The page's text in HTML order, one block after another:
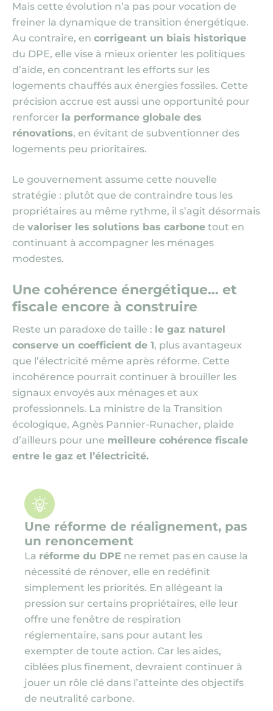
Mais cette évolution n’a pas pour vocation de
freiner la dynamique de transition énergétique.
Au contraire, en corrigeant un biais historique
du DPE, elle vise à mieux orienter les politiques
d’aide, en concentrant les efforts sur les
logements chauffés aux énergies fossiles. Cette
précision accrue est aussi une opportunité pour
renforcer la performance globale des
rénovations, en évitant de subventionner des
logements peu prioritaires.
Le gouvernement assume cette nouvelle
stratégie : plutôt que de contraindre tous les
propriétaires au même rythme, il s’agit désormais
de valoriser les solutions bas carbone tout en
continuant à accompagner les ménages
modestes.
Une cohérence énergétique… et
fiscale encore à construire
Reste un paradoxe de taille : le gaz naturel
conserve un coefficient de 1, plus avantageux
que l’électricité même après réforme. Cette
incohérence pourrait continuer à brouiller les
signaux envoyés aux ménages et aux
professionnels. La ministre de la Transition
écologique, Agnès Pannier-Runacher, plaide
d’ailleurs pour une meilleure cohérence fiscale
entre le gaz et l’électricité.
Une réforme de réalignement, pas
un renoncement
La réforme du DPE ne remet pas en cause la
nécessité de rénover, elle en redéfinit
simplement les priorités. En allégeant la
pression sur certains propriétaires, elle leur
offre une fenêtre de respiration
réglementaire, sans pour autant les
exempter de toute action. Car les aides,
ciblées plus finement, devraient continuer à
jouer un rôle clé dans l’atteinte des objectifs
de neutralité carbone.